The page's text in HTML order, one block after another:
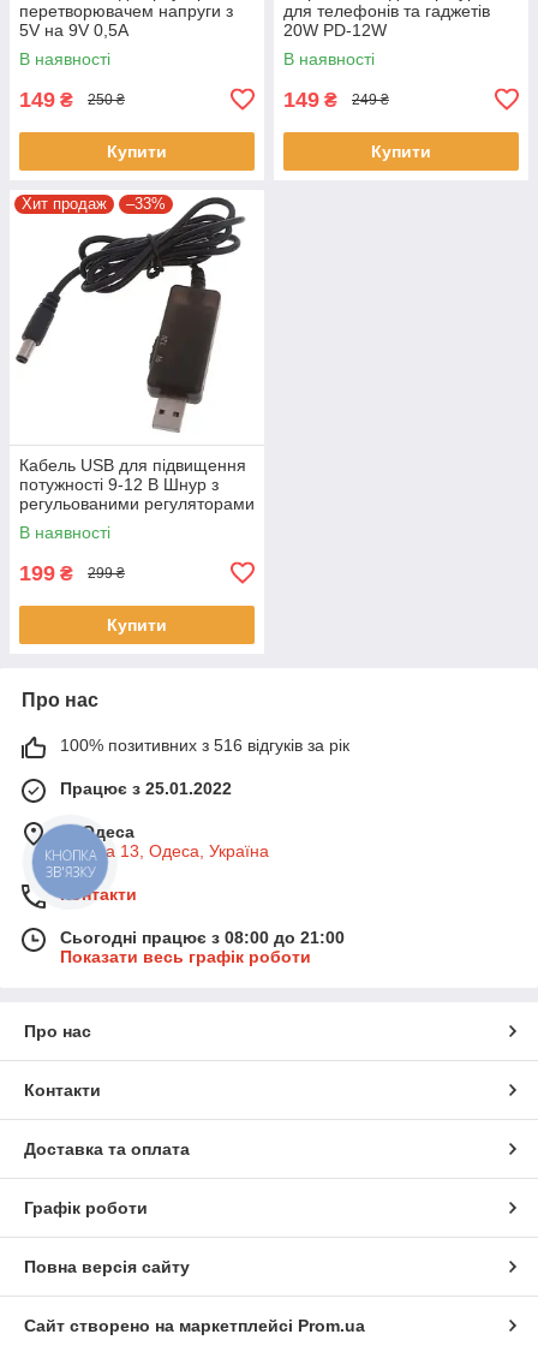
перетворювачем напруги з
5V на 9V 0,5А
В наявності
149 ₴ 250 ₴
Купити
для телефонів та гаджетів
20W PD-12W
В наявності
149 ₴ 249 ₴
Купити
Хит продаж –33%
Кабель USB для підвищення
потужності 9-12 В Шнур з
регульованими регуляторами
напруги Wi-Fi-
маршрутизатора
В наявності
199 ₴ 299 ₴
Купити
Про нас
100% позитивних з 516 відгуків за рік
Працює з 25.01.2022
м. Одеса
Базова 13, Одеса, Україна
Контакти
Сьогодні працює з 08:00 до 21:00
Показати весь графік роботи
Про нас
Контакти
Доставка та оплата
Графік роботи
Повна версія сайту
Сайт створено на маркетплейсі Prom.ua
КНОПКА
ЗВ'ЯЗКУ